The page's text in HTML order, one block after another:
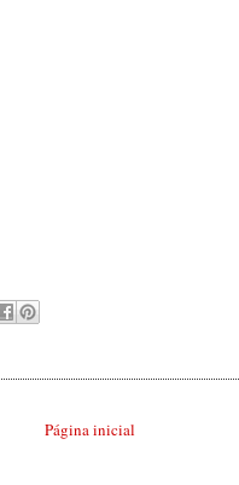
Página inicial